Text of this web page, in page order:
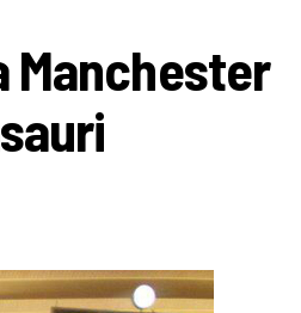
Manchester